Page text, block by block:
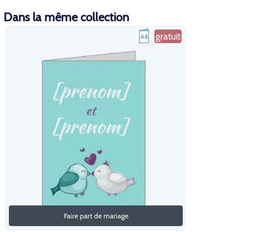
Dans la même collection
gratuit
Faire part de mariage